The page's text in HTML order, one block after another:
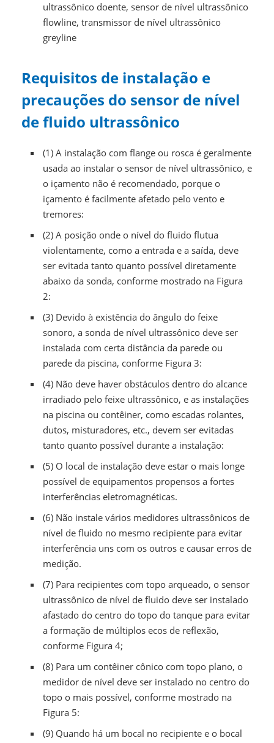
ultrassônico doente, sensor de nível ultrassônico
flowline, transmissor de nível ultrassônico
greyline
Requisitos de instalação e
precauções do sensor de nível
de fluido ultrassônico
(1) A instalação com flange ou rosca é geralmente
usada ao instalar o sensor de nível ultrassônico, e
o içamento não é recomendado, porque o
içamento é facilmente afetado pelo vento e
tremores:
(2) A posição onde o nível do fluido flutua
violentamente, como a entrada e a saída, deve
ser evitada tanto quanto possível diretamente
abaixo da sonda, conforme mostrado na Figura
2:
(3) Devido à existência do ângulo do feixe
sonoro, a sonda de nível ultrassônico deve ser
instalada com certa distância da parede ou
parede da piscina, conforme Figura 3:
(4) Não deve haver obstáculos dentro do alcance
irradiado pelo feixe ultrassônico, e as instalações
na piscina ou contêiner, como escadas rolantes,
dutos, misturadores, etc., devem ser evitadas
tanto quanto possível durante a instalação:
(5) O local de instalação deve estar o mais longe
possível de equipamentos propensos a fortes
interferências eletromagnéticas.
(6) Não instale vários medidores ultrassônicos de
nível de fluido no mesmo recipiente para evitar
interferência uns com os outros e causar erros de
medição.
(7) Para recipientes com topo arqueado, o sensor
ultrassônico de nível de fluido deve ser instalado
afastado do centro do topo do tanque para evitar
a formação de múltiplos ecos de reflexão,
conforme Figura 4;
(8) Para um contêiner cônico com topo plano, o
medidor de nível deve ser instalado no centro do
topo o mais possível, conforme mostrado na
Figura 5:
(9) Quando há um bocal no recipiente e o bocal